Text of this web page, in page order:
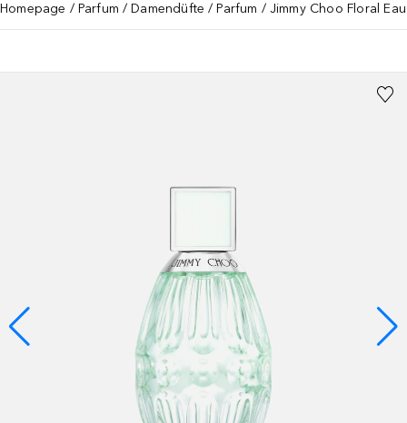
Homepage Parfum Damendüfte Parfum Jimmy Choo Floral